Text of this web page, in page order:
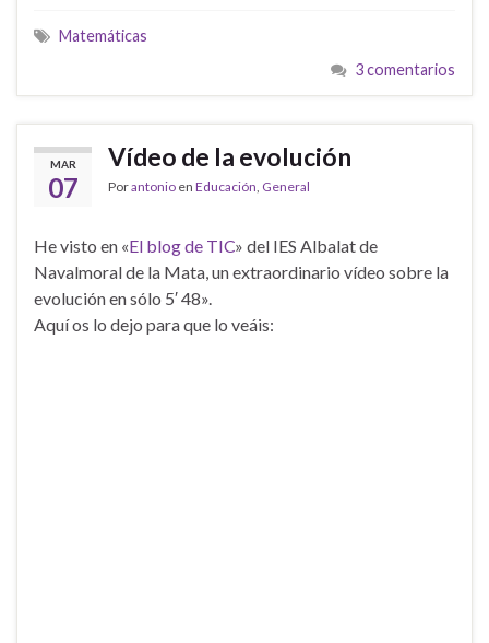
Matemáticas
3 comentarios
MAR
07
Vídeo de la evolución
Porantonio en Educación General
He visto en «El blog de TIC» del IES Albalat de
Navalmoral de la Mata, un extraordinario vídeo sobre la
evolución en sólo 5′ 48».
Aquí os lo dejo para que lo veáis: